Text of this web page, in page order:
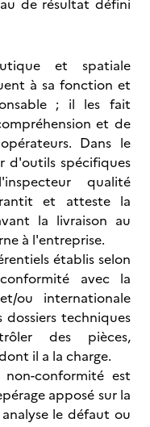
de résultat défini
et spatiale
à sa fonction et
; il les fait
et de
Dans le
d'outils spécifiques
qualité
et atteste la
la livraison au
à l'entreprise.
établis selon
avec la
ou internationale
techniques
des pièces,
il a la charge.
conformité est
apposé sur la
le défaut ou